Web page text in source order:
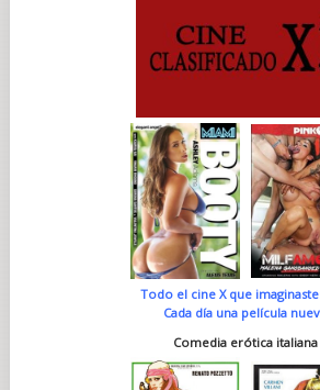
Todo el cine X que
Cada día una película
Comedia erótica italiana